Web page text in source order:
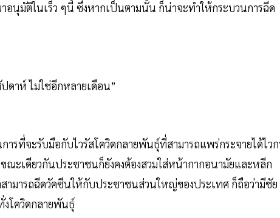
อนุมัติในเร็ว ๆนี้ ซึ่งหากเป็นตามนั้น ก็น่าจะทำให้กระบวนการฉีด
ดาห์ ไม่ใช่อีกหลายเดือน”
รที่จะรับมือกับไวรัสโควิดกลายพันธุ์ที่สามารถแพร่กระจายได้ไวก
ขณะเดียวกันประชาชนก็ยังคงต้องสวมใส่หน้ากากอนามัยและหลีก
ามารถฉีดวัคซีนให้กับประชาชนส่วนใหญ่ของประเทศ ก็ถือว่ามีชัย
งโควิดกลายพันธุ์